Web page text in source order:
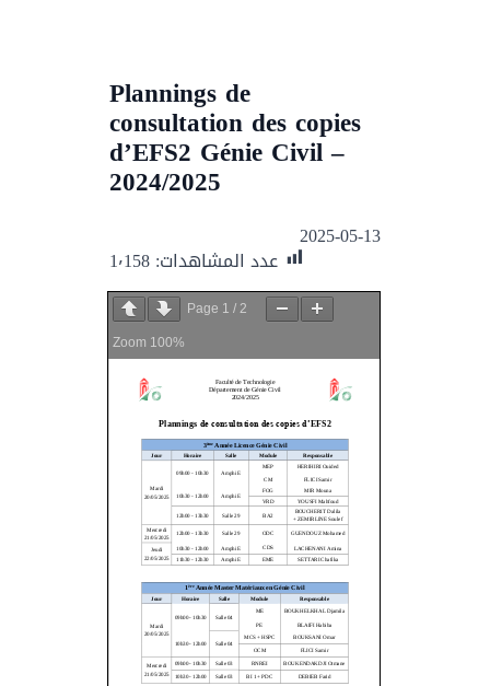
Plannings de
consultation des copies
d’EFS2 Génie Civil –
2024/2025
2025-05-13
عدد المشاهدات:1٬158
Page 1 / 2
Zoom 100%